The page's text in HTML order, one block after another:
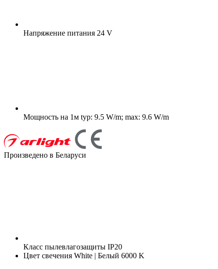
Напряжение питания 24 V
Мощность на 1м typ: 9.5 W/m; max: 9.6 W/m
Произведено в Беларуси
Класс пылевлагозащиты IP20
Цвет свечения White | Белый 6000 K